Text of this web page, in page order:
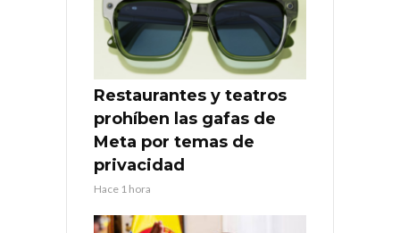
Restaurantes y teatros
prohíben las gafas de
Meta por temas de
privacidad
Hace 1 hora